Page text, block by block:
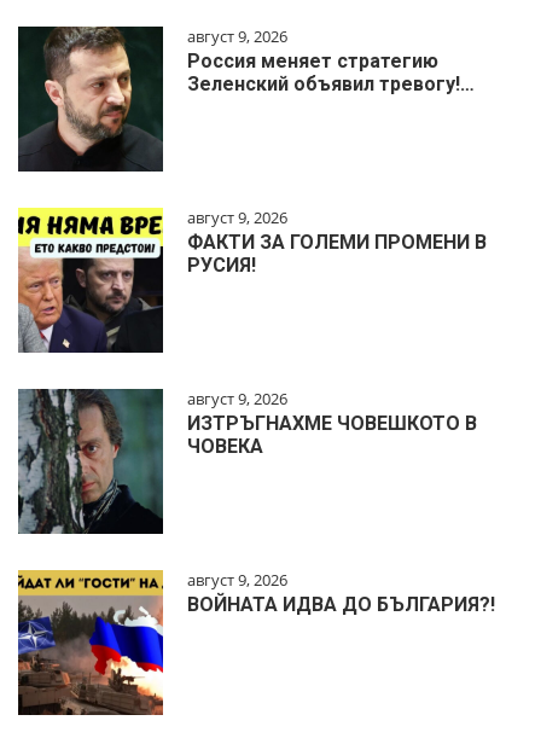
август 9, 2026
Россия меняет стратегию
Зеленский объявил тревогу!…
август 9, 2026
ФАКТИ ЗА ГОЛЕМИ ПРОМЕНИ В
РУСИЯ!
август 9, 2026
ИЗТРЪГНАХМЕ ЧОВЕШКОТО В
ЧОВЕКА
август 9, 2026
ВОЙНАТА ИДВА ДО БЪЛГАРИЯ?!